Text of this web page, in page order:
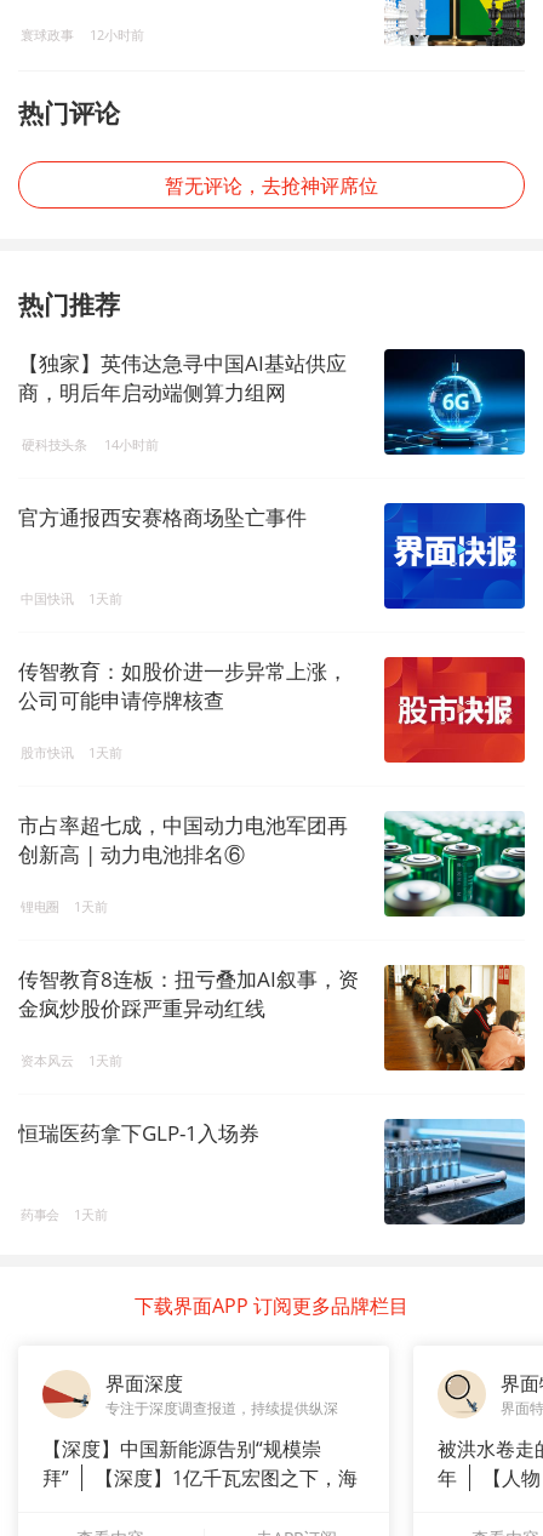
寰球政事 12小时前
热门评论
暂无评论，去抢神评席位
热门推荐
【独家】英伟达急寻中国AI基站供应
商，明后年启动端侧算力组网
硬科技头条 14小时前
官方通报西安赛格商场坠亡事件
中国快讯 1天前
传智教育：如股价进一步异常上涨，
公司可能申请停牌核查
股市快讯 1天前
市占率超七成，中国动力电池军团再
创新高 | 动力电池排名⑥
锂电圈 1天前
传智教育8连板：扭亏叠加AI叙事，资
金疯炒股价踩严重异动红线
资本风云 1天前
恒瑞医药拿下GLP-1入场券
药事会 1天前
下载界面APP 订阅更多品牌栏目
界面深度
专注于深度调查报道，持续提供纵深
【深度】中国新能源告别“规模崇
拜”
【深度】1亿千瓦宏图之下，海
界
界面
被洪水卷走
年
【人